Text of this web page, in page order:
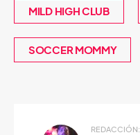
MILD HIGH CLUB
SOCCER MOMMY
REDACCIÓN: